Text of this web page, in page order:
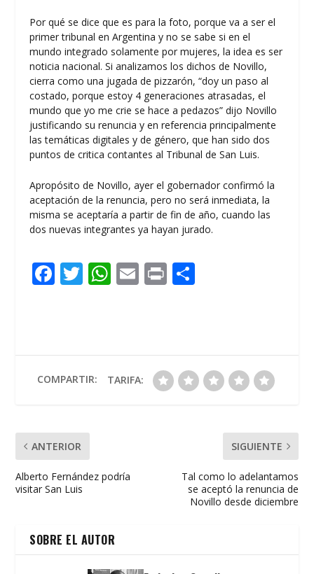
Por qué se dice que es para la foto, porque va a ser el
primer tribunal en Argentina y no se sabe si en el
mundo integrado solamente por mujeres, la idea es ser
noticia nacional. Si analizamos los dichos de Novillo,
cierra como una jugada de pizzarón, “doy un paso al
costado, porque estoy 4 generaciones atrasadas, el
mundo que yo me crie se hace a pedazos” dijo Novillo
justificando su renuncia y en referencia principalmente
las temáticas digitales y de género, que han sido dos
puntos de critica contantes al Tribunal de San Luis.
Apropósito de Novillo, ayer el gobernador confirmó la
aceptación de la renuncia, pero no será inmediata, la
misma se aceptaría a partir de fin de año, cuando las
dos nuevas integrantes ya hayan jurado.
F
o
o
T W
A
p
E Pr
ar
ti
COMPARTIR: TARIFA:
ANTERIOR
Alberto Fernández podría
visitar San Luis
SIGUIENTE
Tal como lo adelantamos
se aceptó la renuncia de
Novillo desde diciembre
SOBRE EL AUTOR